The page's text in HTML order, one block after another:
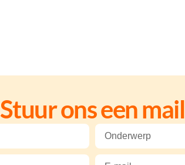
Stuur ons een mail